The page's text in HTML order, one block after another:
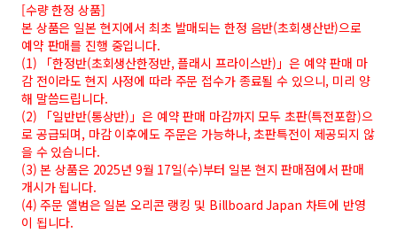
[수량 한정 상품]
본 상품은 일본 현지에서 최초 발매되는 한정 음반(초회생산반)으로
예약 판매를 진행 중입니다.
(1) 「한정반(초회생산한정반, 플래시 프라이스반)」은 예약 판매 마
감 전이라도 현지 사정에 따라 주문 접수가 종료될 수 있으니, 미리 양
해 말씀드립니다.
(2) 「일반반(통상반)」은 예약 판매 마감까지 모두 초판(특전포함)으
로 공급되며, 마감 이후에도 주문은 가능하나, 초판특전이 제공되지 않
을 수 있습니다.
(3) 본 상품은 2025년 9월 17일(수)부터 일본 현지 판매점에서 판매
개시가 됩니다.
(4) 주문 앨범은 일본 오리콘 랭킹 및 Billboard Japan 차트에 반영
이 됩니다.